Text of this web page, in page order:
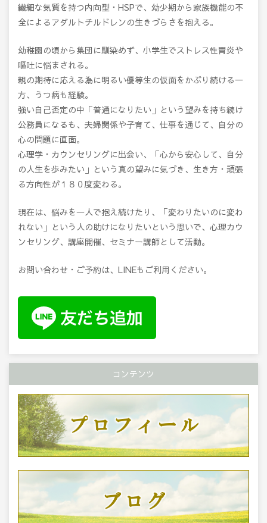
繊細な気質を持つ内向型・HSPで、幼少期から家族機能の不
全によるアダルトチルドレンの生きづらさを抱える。
幼稚園の頃から集団に馴染めず、小学生でストレス性胃炎や
嘔吐に悩まされる。
親の期待に応える為に明るい優等生の仮面をかぶり続ける一
方、うつ病も経験。
強い自己否定の中「普通になりたい」という望みを持ち続け
公務員になるも、夫婦関係や子育て、仕事を通じて、自分の
心の問題に直面。
心理学・カウンセリングに出会い、「心から安心して、自分
の人生を歩みたい」という真の望みに気づき、生き方・頑張
る方向性が１８０度変わる。
現在は、悩みを一人で抱え続けたり、「変わりたいのに変わ
れない」という人の助けになりたいという思いで、心理カウ
ンセリング、講座開催、セミナー講師として活動。
お問い合わせ・ご予約は、LINEもご利用ください。
コンテンツ